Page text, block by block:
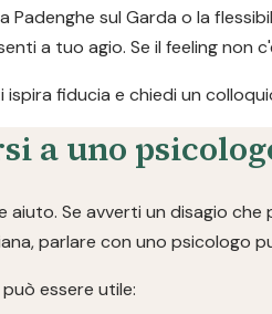
sul Garda o la
a tuo agio. Se il feeling
fiducia e chiedi un
a uno
Se avverti un disagio
parlare con uno psicologo
essere utile: